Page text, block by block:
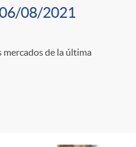
08/2021
de la última